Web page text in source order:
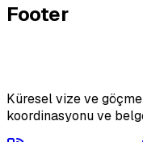
Footer
Küresel vize ve
koordinasyonu ve